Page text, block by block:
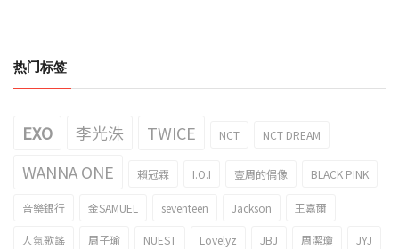
热门标签
EXO 李光洙 TWICE NCT NCT DREAM
WANNA ONE 賴冠霖 I.O.I 壹周的偶像 BLACK PINK
音樂銀行 金SAMUEL seventeen Jackson 王嘉爾
人氣歌謠 周子瑜 NUEST Lovelyz JBJ 周潔瓊 JYJ